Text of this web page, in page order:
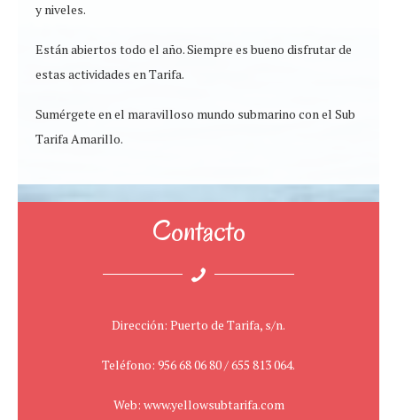
y niveles.
Están abiertos todo el año. Siempre es bueno disfrutar de
estas actividades en Tarifa.
Sumérgete en el maravilloso mundo submarino con el Sub
Tarifa Amarillo.
Contacto
Dirección: Puerto de Tarifa, s/n.
Teléfono: 956 68 06 80 / 655 813 064.
Web: www.yellowsubtarifa.com